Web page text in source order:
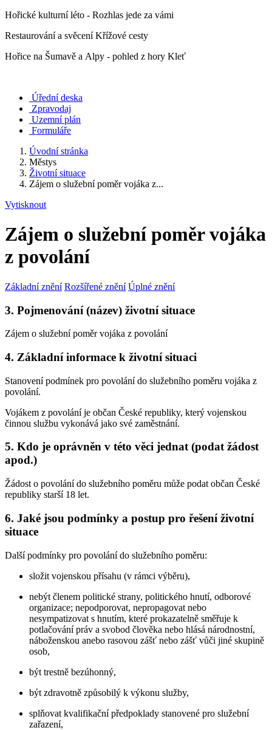
Hořické kulturní léto - Rozhlas jede za vámi
Restaurování a svěcení Křížové cesty
Hořice na Šumavě a Alpy - pohled z hory Kleť
Úřední deska
Zpravodaj
Uzemní plán
Formuláře
Úvodní stránka
Městys
Životní situace
Zájem o služební poměr vojáka z...
Vytisknout
Zájem o služební poměr vojáka
z povolání
Základní znění Rozšířené znění Úplné znění
3. Pojmenování (název) životní situace
Zájem o služební poměr vojáka z povolání
4. Základní informace k životní situaci
Stanovení podmínek pro povolání do služebního poměru vojáka z
povolání.
Vojákem z povolání je občan České republiky, který vojenskou
činnou službu vykonává jako své zaměstnání.
5. Kdo je oprávněn v této věci jednat (podat žádost
apod.)
Žádost o povolání do služebního poměru může podat občan České
republiky starší 18 let.
6. Jaké jsou podmínky a postup pro řešení životní
situace
Další podmínky pro povolání do služebního poměru:
složit vojenskou přísahu (v rámci výběru),
nebýt členem politické strany, politického hnutí, odborové
organizace; nepodporovat, nepropagovat nebo
nesympatizovat s hnutím, které prokazatelně směřuje k
potlačování práv a svobod člověka nebo hlásá národnostní,
náboženskou anebo rasovou zášť nebo zášť vůči jiné skupině
osob,
být trestně bezúhonný,
být zdravotně způsobilý k výkonu služby,
splňovat kvalifikační předpoklady stanovené pro služební
zařazení,